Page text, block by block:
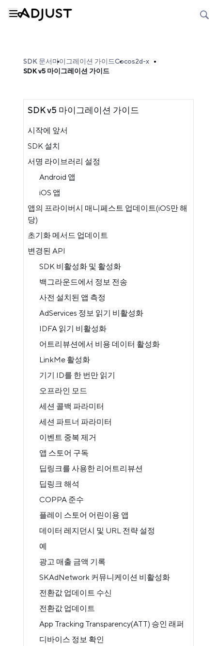
SDK 문서마이그레이션 가이드Cocos2d-x
SDK v5 마이그레이션 가이드
SDK v5 마이그레이션 가이드
시작에 앞서
SDK 설치
서명 라이브러리 설정
Android 앱
iOS 앱
앱의 프라이버시 매니페스트 업데이트(iOS만 해
당)
초기화 메서드 업데이트
변경된 API
SDK 비활성화 및 활성화
백그라운드에서 정보 전송
사전 설치된 앱 측정
AdServices 정보 읽기 비활성화
IDFA 읽기 비활성화
어트리뷰션에서 비용 데이터 활성화
LinkMe 활성화
기기 ID를 한 번만 읽기
오프라인 모드
세션 콜백 파라미터
세션 파트너 파라미터
이벤트 중복 제거
앱 스토어 구독
딥링크를 사용한 리어트리뷰션
딥링크 해석
COPPA 준수
플레이 스토어 어린이용 앱
데이터 레지던시 및 URL 전략 설정
예
광고 매출 금액 기록
SKAdNetwork 커뮤니케이션 비활성화
전환값 업데이트 수신
전환값 업데이트
App Tracking Transparency(ATT) 승인 래퍼
디바이스 정보 확인